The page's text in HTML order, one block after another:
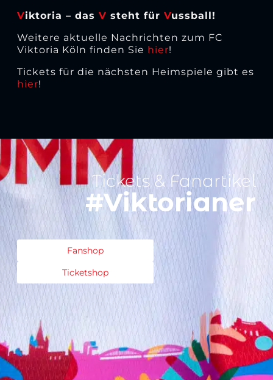
Viktoria – das V steht für Vussball!
Weitere aktuelle Nachrichten zum FC
Viktoria Köln finden Sie hier!
Tickets für die nächsten Heimspiele gibt es
hier!
Tickets & Fanartikel
#Viktorianer
Fanshop
Ticketshop